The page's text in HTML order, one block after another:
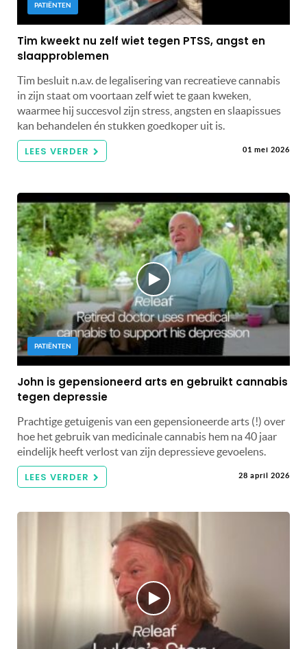
PATIËNTEN
Tim kweekt nu zelf wiet tegen PTSS, angst en
slaapproblemen
Tim besluit n.a.v. de legalisering van recreatieve cannabis
in zijn staat om voortaan zelf wiet te gaan kweken,
waarmee hij succesvol zijn stress, angsten en slaapissues
kan behandelen én stukken goedkoper uit is.
LEES VERDER 01 mei 2026
PATIËNTEN
John is gepensioneerd arts en gebruikt cannabis
tegen depressie
Prachtige getuigenis van een gepensioneerde arts (!) over
hoe het gebruik van medicinale cannabis hem na 40 jaar
eindelijk heeft verlost van zijn depressieve gevoelens.
LEES VERDER 28 april 2026